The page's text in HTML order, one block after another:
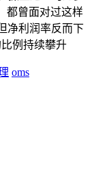
都曾面对过这样
净利润率反而下
例持续攀升
oms